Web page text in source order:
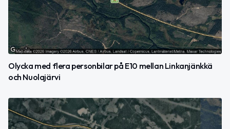
Olycka med flera personbilar på E10 mellan Linkanjänkkä
och Nuolajärvi